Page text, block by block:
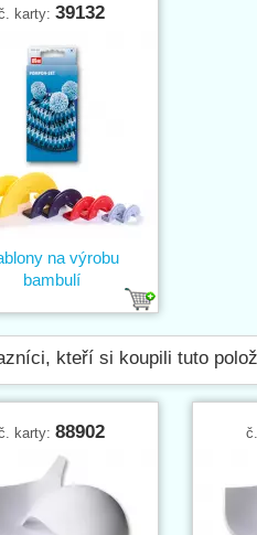
karty: 39132
na výrobu
bambulí
kteří si koupili tuto
karty: 88902